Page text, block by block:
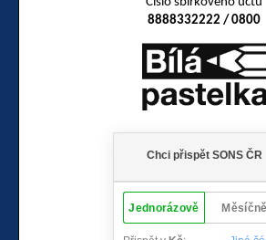
8888332222 / 0800